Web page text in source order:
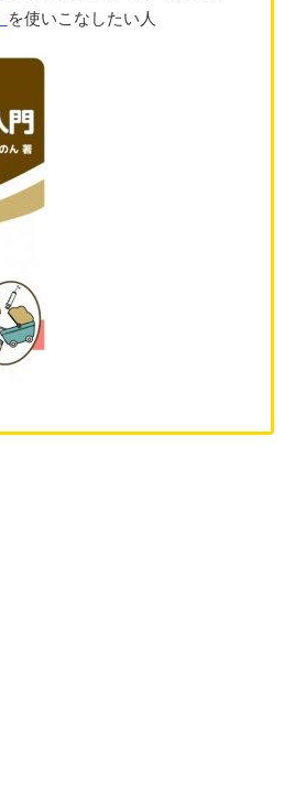
を使いこなしたい人